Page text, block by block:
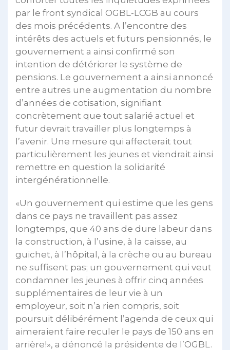
par le front syndical OGBL-LCGB au cours
des mois précédents. A l’encontre des
intérêts des actuels et futurs pensionnés, le
gouvernement a ainsi confirmé son
intention de détériorer le système de
pensions. Le gouvernement a ainsi annoncé
entre autres une augmentation du nombre
d’années de cotisation, signifiant
concrètement que tout salarié actuel et
futur devrait travailler plus longtemps à
l’avenir. Une mesure qui affecterait tout
particulièrement les jeunes et viendrait ainsi
remettre en question la solidarité
intergénérationnelle.
«Un gouvernement qui estime que les gens
dans ce pays ne travaillent pas assez
longtemps, que 40 ans de dure labeur dans
la construction, à l’usine, à la caisse, au
guichet, à l’hôpital, à la crèche ou au bureau
ne suffisent pas; un gouvernement qui veut
condamner les jeunes à offrir cinq années
supplémentaires de leur vie à un
employeur, soit n’a rien compris, soit
poursuit délibérément l’agenda de ceux qui
aimeraient faire reculer le pays de 150 ans en
arrière!», a dénoncé la présidente de l’OGBL.